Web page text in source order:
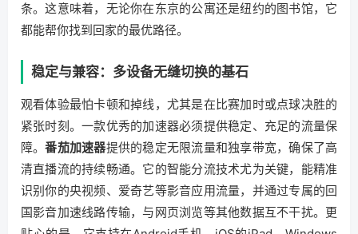
条。这意味着，无论你在东京的公寓还是纽约的图书馆，它
都能帮你找到回家的最优路径。
稳定与兼容：多设备无缝切换的基石
观看体验最怕卡顿和掉线，尤其是在比赛加时或点球决胜的
紧张时刻。一款优秀的加速器必须提供稳定、充足的流量保
障。番茄加速器提供的稳定无限流量和独享带宽，确保了高
清直播流的持续畅通。它的智能分流技术尤为关键，能精准
识别你的央视频、爱奇艺等影音应用流量，并通过专属的回
国影音加速线路传输，与网页浏览等其他数据互不干扰。更